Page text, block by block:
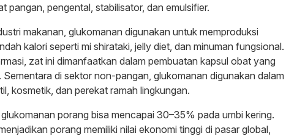
pangan, pengental, stabilisator, dan emulsifier.
makanan, glukomanan digunakan untuk memproduksi
kalori seperti mi shirataki, jelly diet, dan minuman fungsional.
zat ini dimanfaatkan dalam pembuatan kapsul obat yang
Sementara di sektor non-pangan, glukomanan digunakan dalam
kosmetik, dan perekat ramah lingkungan.
porang bisa mencapai 30–35% pada umbi kering.
porang memiliki nilai ekonomi tinggi di pasar global,